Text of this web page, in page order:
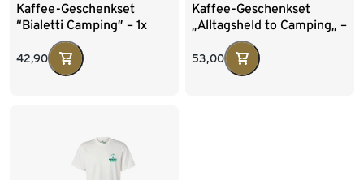
Kaffee-Geschenkset
“Bialetti Camping” – 1x
250 g Espresso Gemahlen
und Bialetti Moka Express
42,90
Kaffee-Geschenkset
„Alltagsheld to Camping„ –
1x 1kg Omni-Roast Ganze
Bohne und Kambukka
Becher
53,00